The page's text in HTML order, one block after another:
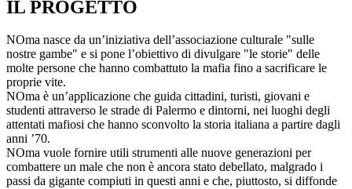
IL PROGETTO
NOma nasce da un’iniziativa dell’associazione culturale "sulle
nostre gambe" e si pone l’obiettivo di divulgare "le storie" delle
molte persone che hanno combattuto la mafia fino a sacrificare le
proprie vite.
NOma è un’applicazione che guida cittadini, turisti, giovani e
studenti attraverso le strade di Palermo e dintorni, nei luoghi degli
attentati mafiosi che hanno sconvolto la storia italiana a partire dagli
anni ’70.
NOma vuole fornire utili strumenti alle nuove generazioni per
combattere un male che non è ancora stato debellato, malgrado i
passi da gigante compiuti in questi anni e che, piuttosto, si diffonde